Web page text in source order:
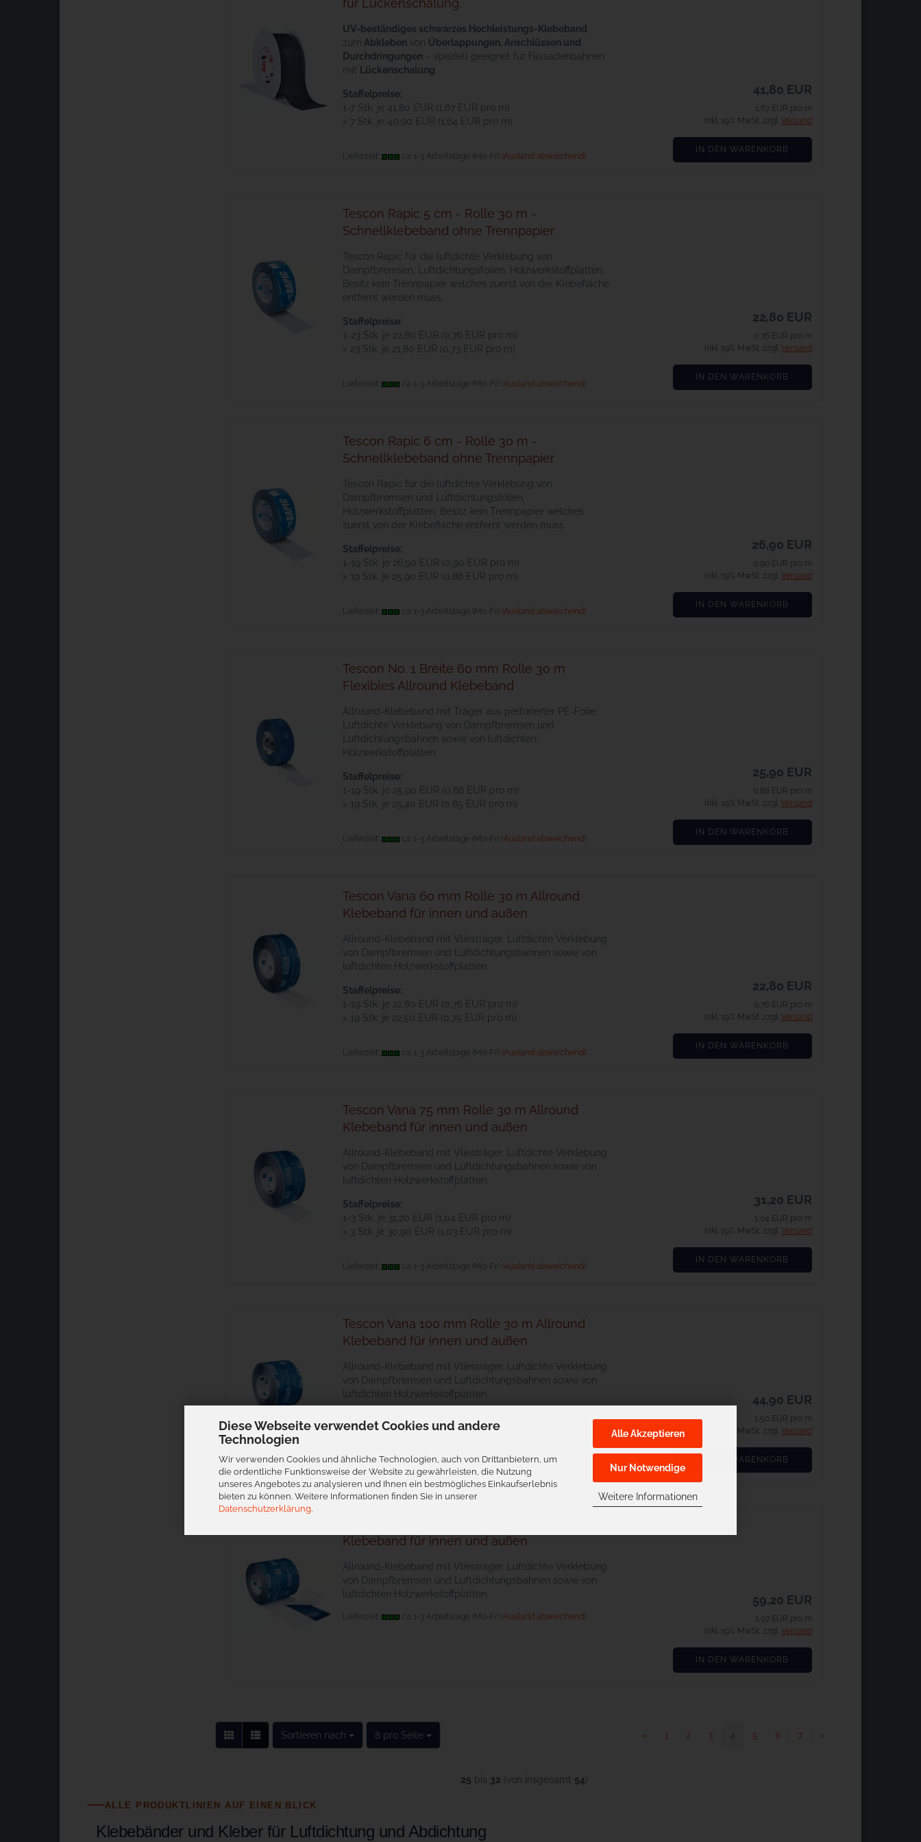
Diese Webseite verwendet Cookies und andere
Technologien
Wir verwenden Cookies und ähnliche Technologien, auch von Drittanbietern, um
die ordentliche Funktionsweise der Website zu gewährleisten, die Nutzung
unseres Angebotes zu analysieren und Ihnen ein bestmögliches Einkaufserlebnis
bieten zu können. Weitere Informationen finden Sie in unserer
Datenschutzerklärung.
Alle Akzeptieren
Nur Notwendige
Weitere Informationen
für Lückenschalung.
UV-beständiges schwarzes Hochleistungs-Klebeband
zum Abkleben von Überlappungen, Anschlüssen und
Durchdringungen – speziell geeignet für Fassadenbahnen
mit
Lückenschalung
Staffelpreise:
1-7 Stk. je 41,80 EUR (1,67 EUR pro m)
> 7 Stk. je 40,90 EUR (1,64 EUR pro m)
Lieferzeit: ca 1-3 Arbeitstage (Mo-Fr) (Ausland abweichend)
41,80 EUR
1,67 EUR pro m
inkl. 19% MwSt. zzgl. Versand
IN DEN WARENKORB
Tescon Rapic 5 cm - Rolle 30 m -
Schnellklebeband ohne Trennpapier
Tescon Rapic für die luftdichte Verklebung von
Dampfbremsen, Luftdichtungsfolien, Holzwerkstoffplatten.
Besitz kein Trennpapier welches zuerst von der Klebefläche
entfernt werden muss.
Staffelpreise:
1-23 Stk. je 22,80 EUR (0,76 EUR pro m)
> 23 Stk. je 21,80 EUR (0,73 EUR pro m)
Lieferzeit: ca 1-3 Arbeitstage (Mo-Fr) (Ausland abweichend)
22,80 EUR
0,76 EUR pro m
inkl. 19% MwSt. zzgl. Versand
IN DEN WARENKORB
Tescon Rapic 6 cm - Rolle 30 m -
Schnellklebeband ohne Trennpapier
Tescon Rapic für die luftdichte Verklebung von
Dampfbremsen und Luftdichtungsfolien,
Holzwerkstoffplatten. Besitz kein Trennpapier welches
zuerst von der Klebefläche entfernt werden muss
Staffelpreise:
1-19 Stk. je 26,90 EUR (0,90 EUR pro m)
> 19 Stk. je 25,90 EUR (0,86 EUR pro m)
Lieferzeit: ca 1-3 Arbeitstage (Mo-Fr) (Ausland abweichend)
26,90 EUR
0,90 EUR pro m
inkl. 19% MwSt. zzgl. Versand
IN DEN WARENKORB
Tescon No. 1 Breite 60 mm Rolle 30 m
Flexibles Allround Klebeband
All­round-Kle­be­band mit Träger aus per­fo­rier­ter PE-Fo­lie
Luftdichte Verklebung von Dampfbremsen und
Luftdichtungsbahnen sowie von luftdichten
Holzwerkstoffplatten.
Staffelpreise:
1-19 Stk. je 25,90 EUR (0,86 EUR pro m)
> 19 Stk. je 25,40 EUR (0,85 EUR pro m)
Lieferzeit: ca 1-3 Arbeitstage (Mo-Fr) (Ausland abweichend)
25,90 EUR
0,86 EUR pro m
inkl. 19% MwSt. zzgl. Versand
IN DEN WARENKORB
Tescon Vana 60 mm Rolle 30 m Allround
Klebeband für innen und außen
All­round-Kle­be­band mit Vlie­sträger. Luftdichte Verklebung
von Dampfbremsen und Luftdichtungsbahnen sowie von
luftdichten Holzwerkstoffplatten.
Staffelpreise:
1-19 Stk. je 22,80 EUR (0,76 EUR pro m)
> 19 Stk. je 22,50 EUR (0,75 EUR pro m)
Lieferzeit: ca 1-3 Arbeitstage (Mo-Fr) (Ausland abweichend)
22,80 EUR
0,76 EUR pro m
inkl. 19% MwSt. zzgl. Versand
IN DEN WARENKORB
Tescon Vana 75 mm Rolle 30 m Allround
Klebeband für innen und außen
All­round-Kle­be­band mit Vlie­sträger. Luftdichte Verklebung
von Dampfbremsen und Luftdichtungsbahnen sowie von
luftdichten Holzwerkstoffplatten.
Staffelpreise:
1-3 Stk. je 31,20 EUR (1,04 EUR pro m)
> 3 Stk. je 30,90 EUR (1,03 EUR pro m)
Lieferzeit: ca 1-3 Arbeitstage (Mo-Fr) (Ausland abweichend)
31,20 EUR
1,04 EUR pro m
inkl. 19% MwSt. zzgl. Versand
IN DEN WARENKORB
Tescon Vana 100 mm Rolle 30 m Allround
Klebeband für innen und außen
All­round-Kle­be­band mit Vlie­sträger. Luftdichte Verklebung
von Dampfbremsen und Luftdichtungsbahnen sowie von
luftdichten Holzwerkstoffplatten.
44,90 EUR
1,50 EUR pro m
inkl. 19% MwSt. zzgl. Versand
IN DEN WARENKORB
Klebeband für innen und außen
All­round-Kle­be­band mit Vlie­sträger. Luftdichte Verklebung
von Dampfbremsen und Luftdichtungsbahnen sowie von
luftdichten Holzwerkstoffplatten.
Lieferzeit: ca 1-3 Arbeitstage (Mo-Fr) (Ausland abweichend)
59,20 EUR
1,97 EUR pro m
inkl. 19% MwSt. zzgl. Versand
IN DEN WARENKORB
Sortieren nach
Sortieren nach 8 pro Seite
pro Seite « 1 2 3 4 5 6 7 »
25 bis 32 (von insgesamt 54)
ALLE PRODUKTLINIEN AUF EINEN BLICK
Klebebänder und Kleber für Luftdichtung und Abdichtung